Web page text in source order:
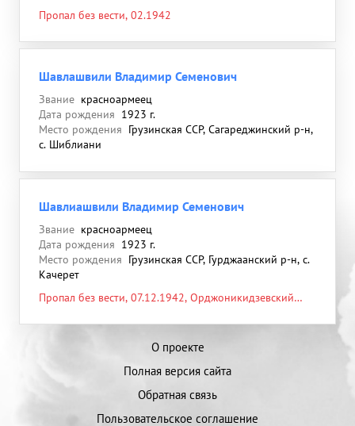
Пропал без вести, 02.1942
Шавлашвили Владимир Семенович
Звание красноармеец
Дата рождения 1923 г.
Место рождения Грузинская ССР, Сагареджинский р-н,
с. Шиблиани
Шавлиашвили Владимир Семенович
Звание красноармеец
Дата рождения 1923 г.
Место рождения Грузинская ССР, Гурджаанский р-н, с.
Качерет
Пропал без вести, 07.12.1942, Орджоникидзевский
О проекте
Полная версия сайта
Обратная связь
Пользовательское соглашение